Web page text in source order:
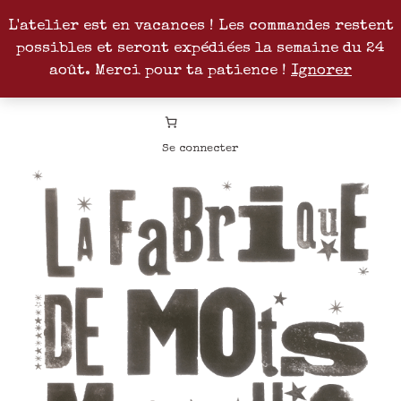
L'atelier est en vacances ! Les commandes restent
possibles et seront expédiées la semaine du 24
août. Merci pour ta patience ! Ignorer
InstagramPinterest Patreon
Se connecter